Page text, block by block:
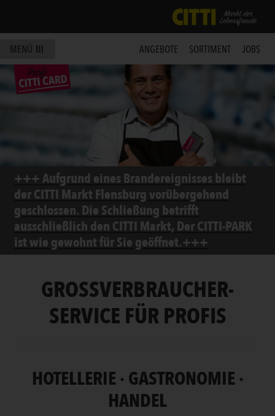
ANGEBOTE SORTIMENT JOBS
+++ Aufgrund eines Brandereignisses bleibt
der CITTI Markt Flensburg vorübergehend
geschlossen. Die Schließung betrifft
ausschließlich den CITTI Markt, Der CITTI-PARK
ist wie gewohnt für Sie geöffnet.+++
GROSSVERBRAUCHER-S
ERVICE FÜR PROFIS
HOTELLERIE · GASTRONOMIE ·
HANDEL
MENÜ